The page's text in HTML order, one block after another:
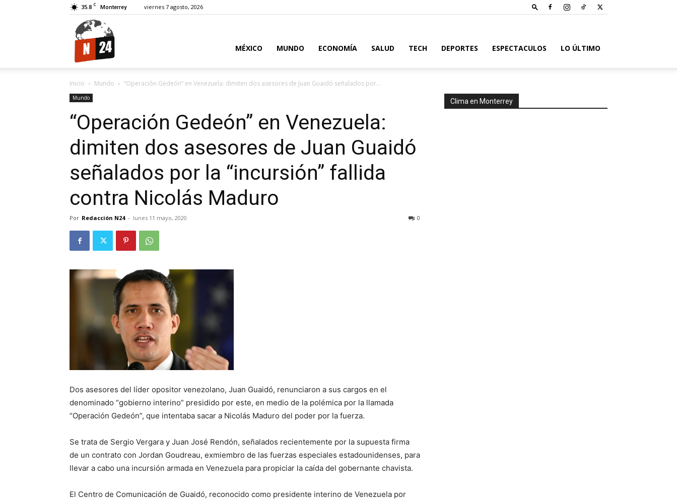
35.8 C Monterrey viernes 7 agosto, 2026
MÉXICO MUNDO ECONOMÍA SALUD TECH DEPORTES ESPECTACULOS LO ÚLTIMO
Inicio Mundo “Operación Gedeón” en Venezuela: dimiten dos asesores de Juan Guaidó señalados por...
Mundo
“Operación Gedeón” en Venezuela:
dimiten dos asesores de Juan Guaidó
señalados por la “incursión” fallida
contra Nicolás Maduro
Por Redacción N24 - lunes 11 mayo, 2020 0
Dos asesores del líder opositor venezolano, Juan Guaidó, renunciaron a sus cargos en el
denominado “gobierno interino” presidido por este, en medio de la polémica por la llamada
“Operación Gedeón”, que intentaba sacar a Nicolás Maduro del poder por la fuerza.
Se trata de Sergio Vergara y Juan José Rendón, señalados recientemente por la supuesta firma
de un contrato con Jordan Goudreau, exmiembro de las fuerzas especiales estadounidenses, para
llevar a cabo una incursión armada en Venezuela para propiciar la caída del gobernante chavista.
El Centro de Comunicación de Guaidó, reconocido como presidente interino de Venezuela por
Clima en Monterrey